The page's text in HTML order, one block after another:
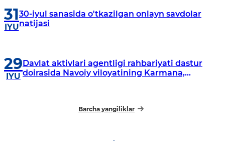
31
IYU
30-iyul sanasida o'tkazilgan onlayn savdolar
natijasi
29
IYU
Davlat aktivlari agentligi rahbariyati dastur
doirasida Navoiy viloyatining Karmana,
Barcha yangiliklar